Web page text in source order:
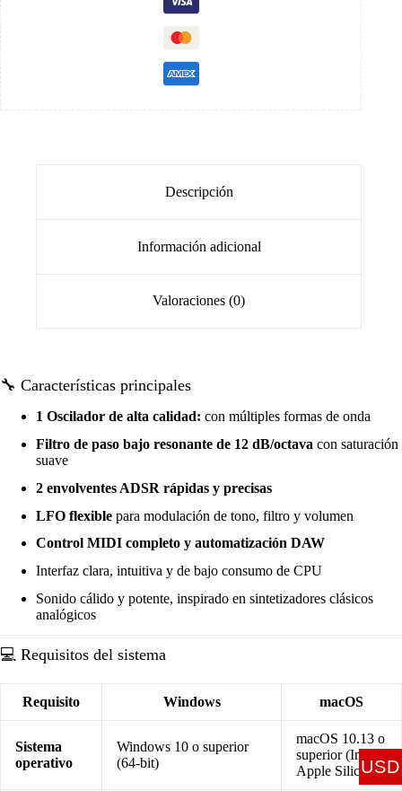
Descripción
Información adicional
Valoraciones (0)
🔧 Características principales
1 Oscilador de alta calidad: con múltiples formas de onda
Filtro de paso bajo resonante de 12 dB/octava con saturación
suave
2 envolventes ADSR rápidas y precisas
LFO flexible para modulación de tono, filtro y volumen
Control MIDI completo y automatización DAW
Interfaz clara, intuitiva y de bajo consumo de CPU
Sonido cálido y potente, inspirado en sintetizadores clásicos
analógicos
💻 Requisitos del sistema
Requisito Windows macOS
Sistema
operativo
Windows 10 o superior
(64-bit)
macOS 10.13 o
superior (Intel /
Apple Silicon)USD